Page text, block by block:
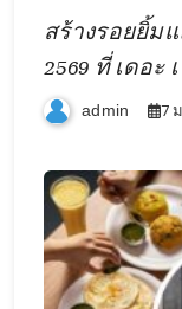
สร้างรอยยิ้ม
2569 ที่ เดอ
admin 7